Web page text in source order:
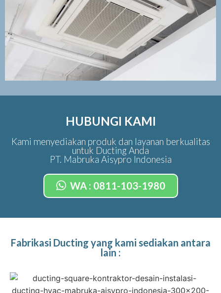
HUBUNGI KAMI
Kami menyediakan produk dan layanan berkualitas
untuk Ducting Anda
PT. Mabruka Aisypro Indonesia
WA : 0811-103-1980
Fabrikasi Ducting yang kami sediakan antara
lain :